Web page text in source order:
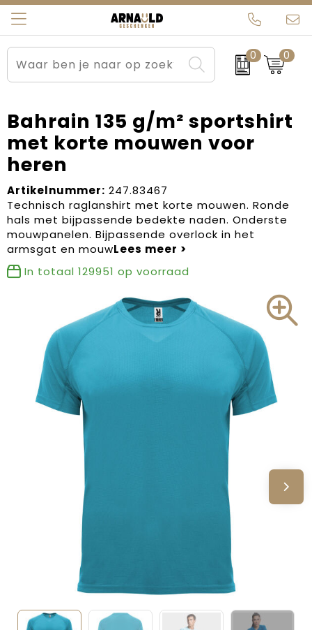
0 0
Relatiegeschenken
Sportkleding
Werkkleding
Tassen
Beurs en Evenementen
Brievenbuspakketten
Carnaval
Kerstartikelen
Kerstpakketten
Kraamcadeaus
Sinterklaas
Verjaardagen
Voetbal, EK en WK
Voor de bouw
Zomergeschenken
Zomerpakketten
Arnauld Kerstpakketten
MijnEigenKadootje
Ons team
Contact
Blogs
Bahrain 135 g/m² sportshirt
met korte mouwen voor
heren
Artikelnummer: 247.83467
Technisch raglanshirt met korte mouwen. Ronde
hals met bijpassende bedekte naden. Onderste
mouwpanelen. Bijpassende overlock in het
armsgat en mouw
In totaal 129951 op voorraad